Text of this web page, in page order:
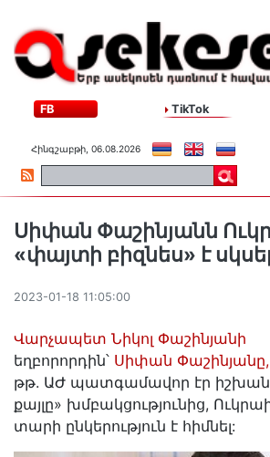
FB TikTok
Հինգշաբթի, 06.08.2026
Սիփան Փաշինյանն
«փայտի բիզնես» է սկսել
2023-01-18 11:05:00
Վարչապետ Նիկոլ Փաշինյանի
եղբորորդին՝ Սիփան Փաշինյանը,
թթ. ԱԺ պատգամավոր էր
քայլը» խմբակցությունից,
տարի ընկերություն է հիմնել: